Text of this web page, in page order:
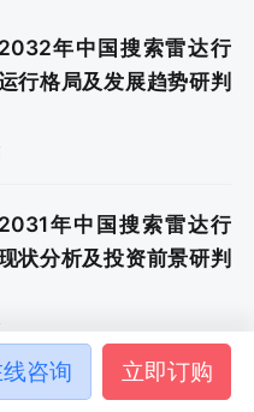
年中国搜索雷达行
行格局及发展趋势研判
年中国搜索雷达行
状分析及投资前景研判
年中国搜索雷达行
咨询 立即订购